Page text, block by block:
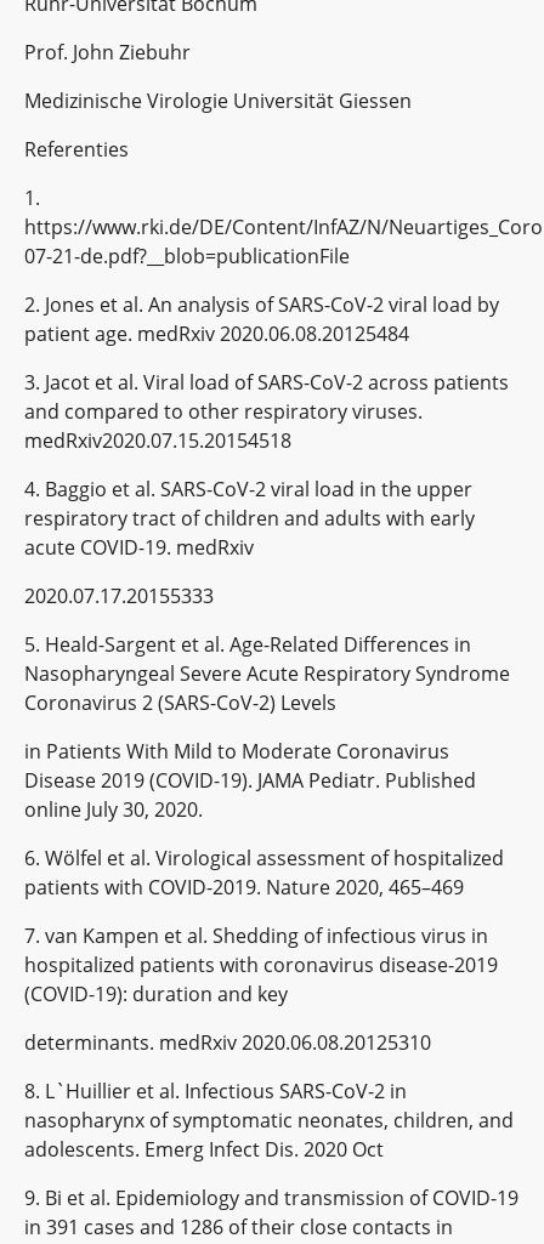
Prof. John Ziebuhr
Medizinische Virologie Universität Giessen
Referenties
1.
https://www.rki.de/DE/Content/InfAZ/N/
07-21-de.pdf?__blob=publicationFile
2. Jones et al. An analysis of SARS-CoV-2 viral load by
patient age. medRxiv 2020.06.08.20125484
3. Jacot et al. Viral load of SARS-CoV-2 across patients
and compared to other respiratory viruses.
medRxiv2020.07.15.20154518
4. Baggio et al. SARS-CoV-2 viral load in the upper
respiratory tract of children and adults with early
acute COVID-19. medRxiv
2020.07.17.20155333
5. Heald-Sargent et al. Age-Related Differences in
Nasopharyngeal Severe Acute Respiratory Syndrome
Coronavirus 2 (SARS-CoV-2) Levels
in Patients With Mild to Moderate Coronavirus
Disease 2019 (COVID-19). JAMA Pediatr. Published
online July 30, 2020.
6. Wölfel et al. Virological assessment of hospitalized
patients with COVID-2019. Nature 2020, 465–469
7. van Kampen et al. Shedding of infectious virus in
hospitalized patients with coronavirus disease-2019
(COVID-19): duration and key
determinants. medRxiv 2020.06.08.20125310
8. L`Huillier et al. Infectious SARS-CoV-2 in
nasopharynx of symptomatic neonates, children, and
adolescents. Emerg Infect Dis. 2020 Oct
9. Bi et al. Epidemiology and transmission of COVID-19
in 391 cases and 1286 of their close contacts in